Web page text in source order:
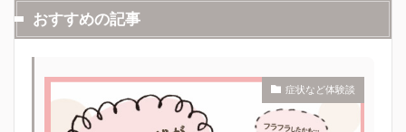
おすすめの記事
症状など体験談